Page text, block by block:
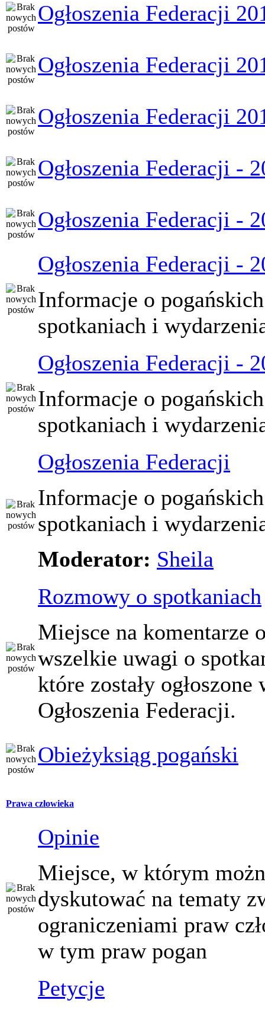
Ogłoszenia Federacji
Ogłoszenia Federacji
Ogłoszenia Federacji
Ogłoszenia Federacji -
Ogłoszenia Federacji -
Ogłoszenia Federacji -
Informacje o pogańskich
spotkaniach i
Ogłoszenia Federacji -
Informacje o pogańskich
spotkaniach i
Ogłoszenia Federacji
Informacje o pogańskich
spotkaniach i
Moderator: Sheila
Rozmowy o spotkaniach
Miejsce na komentarze
wszelkie uwagi o
które zostały ogłoszone
Ogłoszenia Federacji.
Obieżyksiąg pogański
Prawa człowieka
Opinie
Miejsce, w którym
dyskutować na tematy
ograniczeniami praw
w tym praw pogan
Petycje